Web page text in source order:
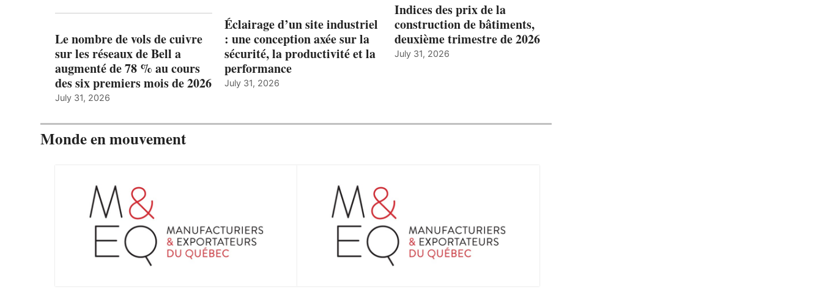
Le nombre de vols de cuivre
sur les réseaux de Bell a
augmenté de 78 % au cours
des six premiers mois de 2026
July 31, 2026
Éclairage d’un site industriel
: une conception axée sur la
sécurité, la productivité et la
performance
July 31, 2026
Indices des prix de la
construction de bâtiments,
deuxième trimestre de 2026
July 31, 2026
Monde en mouvement